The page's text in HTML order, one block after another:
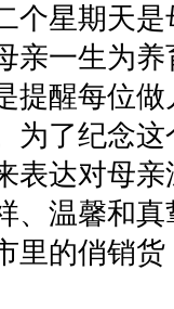
个星期天
亲一生为
提醒每位
为了纪念
表达对母
、温馨和
里的俏销